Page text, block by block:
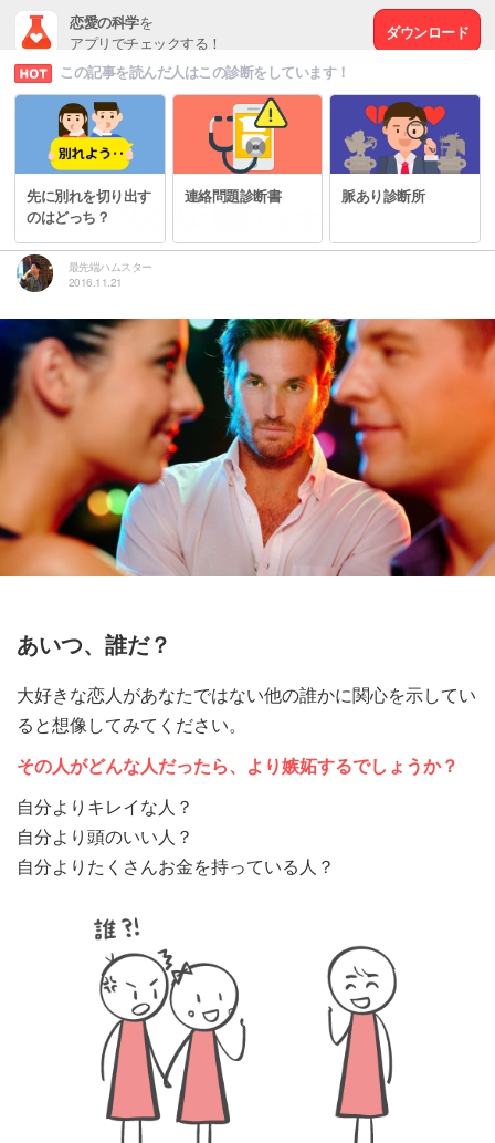
恋愛の科学を
アプリでチェックする！
ダウンロード
# もっと幸せな恋愛をするために
あなたはどんな人に嫉妬しますか？
最先端ハムスター
2016.11.21
あいつ、誰だ？
大好きな恋人があなたではない他の誰かに関心を示してい
ると想像してみてください。
その人がどんな人だったら、より嫉妬するでしょうか？
自分よりキレイな人？
自分より頭のいい人？
自分よりたくさんお金を持っている人？
この記事を読んだ人はこの診断をしています！
先に別れを切り出す
のはどっち？
連絡問題診断書 脈あり診断所